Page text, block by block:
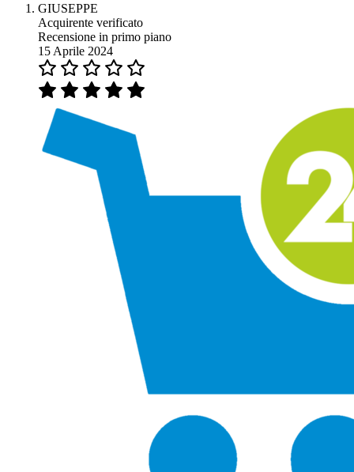
GIUSEPPE
Acquirente verificato
Recensione in primo piano
15 Aprile 2024